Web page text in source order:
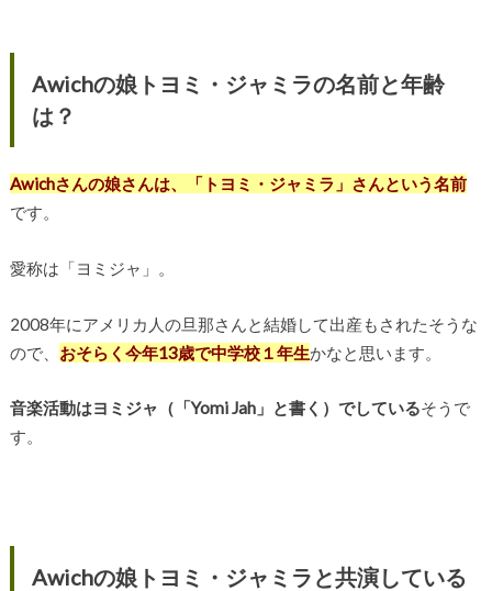
Awichの娘トヨミ・ジャミラの名前と年齢
は？
Awichさんの娘さんは、「トヨミ・ジャミラ」さんという名前
です。
愛称は「ヨミジャ」。
2008年にアメリカ人の旦那さんと結婚して出産もされたそうな
ので、 おそらく今年13歳で中学校１年生かなと思います。
音楽活動はヨミジャ（「Yomi Jah」と書く）でしているそうで
す。
Awichの娘トヨミ・ジャミラと共演している